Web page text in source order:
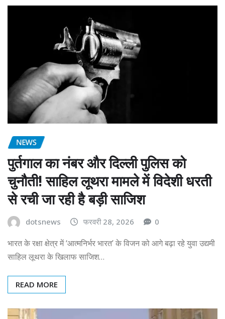
NEWS
पुर्तगाल का नंबर और दिल्ली पुलिस को
चुनौती! साहिल लूथरा मामले में विदेशी धरती
से रची जा रही है बड़ी साजिश
dotsnews फरवरी 28, 2026 0
भारत के रक्षा क्षेत्र में ‘आत्मनिर्भर भारत’ के विजन को आगे बढ़ा रहे युवा उद्यमी
साहिल लूथरा के खिलाफ साजिश…
READ MORE